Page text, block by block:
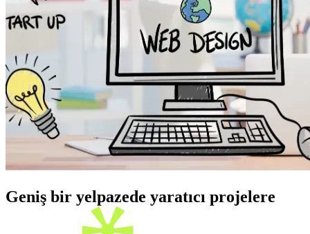
Geniş bir yelpazede yaratıcı projelere